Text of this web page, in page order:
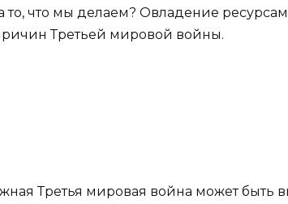
то, что мы делаем? Овладение
Третьей мировой войны.
Третья мировая война может быть